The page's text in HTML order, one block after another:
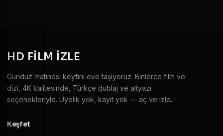
HD FILM IZLE
Gündüz matinesi keyfini eve taşıyoruz. Binlerce film ve
dizi, 4K kalitesinde, Türkçe dublaj ve altyazı
seçenekleriyle. Üyelik yok, kayıt yok — aç ve izle.
Keşfet